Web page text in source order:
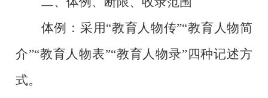
体例：采用“教育人物传”“教育人物简
介”“教育人物表”“教育人物录”四种记述方
式。